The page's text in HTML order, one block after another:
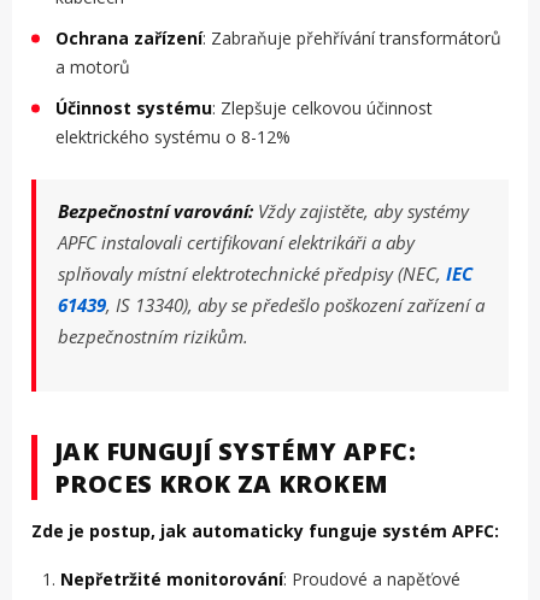
Ochrana zařízení: Zabraňuje přehřívání transformátorů
a motorů
Účinnost systému: Zlepšuje celkovou účinnost
elektrického systému o 8-12%
Bezpečnostní varování: Vždy zajistěte, aby systémy
APFC instalovali certifikovaní elektrikáři a aby
splňovaly místní elektrotechnické předpisy (NEC, IEC
61439, IS 13340), aby se předešlo poškození zařízení a
bezpečnostním rizikům.
JAK FUNGUJÍ SYSTÉMY APFC:
PROCES KROK ZA KROKEM
Zde je postup, jak automaticky funguje systém APFC:
Nepřetržité monitorování: Proudové a napěťové